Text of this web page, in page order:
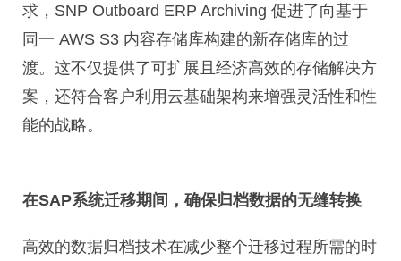
求，SNP Outboard ERP Archiving 促进了向基于
同一 AWS S3 内容存储库构建的新存储库的过
渡。这不仅提供了可扩展且经济高效的存储解决方
案，还符合客户利用云基础架构来增强灵活性和性
能的战略。
在SAP系统迁移期间，确保归档数据的无缝转换
高效的数据归档技术在减少整个迁移过程所需的时